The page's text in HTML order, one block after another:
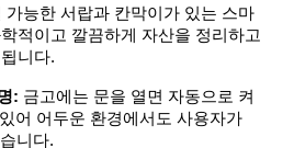
가능한 서랍과 칸막이가 있는 스마
적이고 깔끔하게 자산을 정리하고
니다.
: 금고에는 문을 열면 자동으로 켜
어 어두운 환경에서도 사용자가
니다.